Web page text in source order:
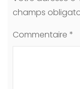
champs
Commentaire *